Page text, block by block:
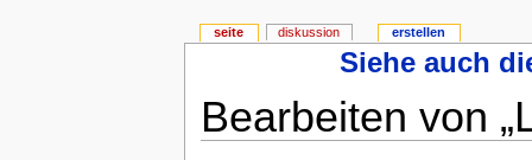
Siehe auch
Bearbeiten von
seite diskussion erstellen